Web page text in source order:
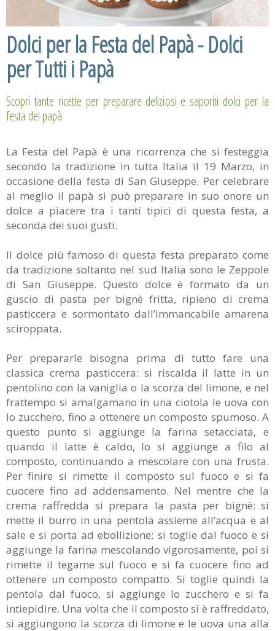
Dolci per la Festa del Papà - Dolci
per Tutti i Papà
Scopri tante ricette per preparare deliziosi e saporiti dolci per la
festa del papà
La Festa del Papà è una ricorrenza che si festeggia
secondo la tradizione in tutta Italia il 19 Marzo, in
occasione della festa di San Giuseppe. Per celebrare
al meglio il papà si può preparare in suo onore un
dolce a piacere tra i tanti tipici di questa festa, a
seconda dei suoi gusti.
Il dolce più famoso di questa festa preparato come
da tradizione soltanto nel sud Italia sono le Zeppole
di San Giuseppe. Questo dolce è formato da un
guscio di pasta per bignè fritta, ripieno di crema
pasticcera e sormontato dall’immancabile amarena
sciroppata.
Per prepararle bisogna prima di tutto fare una
classica crema pasticcera: si riscalda il latte in un
pentolino con la vaniglia o la scorza del limone, e nel
frattempo si amalgamano in una ciotola le uova con
lo zucchero, fino a ottenere un composto spumoso. A
questo punto si aggiunge la farina setacciata, e
quando il latte è caldo, lo si aggiunge a filo al
composto, continuando a mescolare con una frusta.
Per finire si rimette il composto sul fuoco e si fa
cuocere fino ad addensamento. Nel mentre che la
crema raffredda si prepara la pasta per bignè: si
mette il burro in una pentola assieme all’acqua e al
sale e si porta ad ebollizione; si toglie dal fuoco e si
aggiunge la farina mescolando vigorosamente, poi si
rimette il tegame sul fuoco e si fa cuocere fino ad
ottenere un composto compatto. Si toglie quindi la
pentola dal fuoco, si aggiunge lo zucchero e si fa
intiepidire. Una volta che il composto si è raffreddato,
si aggiungono la scorza di limone e le uova una alla